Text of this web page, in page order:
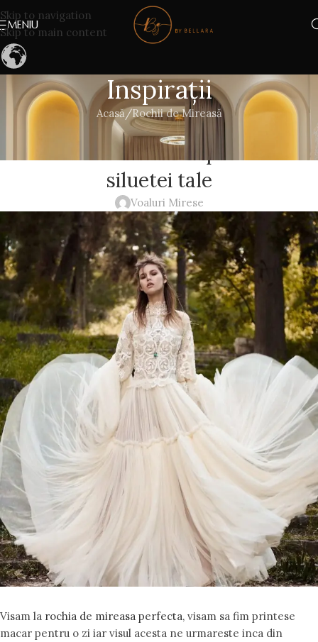
Skip to navigation
Skip to main content
MENIU
Inspirații
Acasă Rochii de Mireasă
ROCHII DE MIREASĂ
Rochia de mireasa potrivita
siluetei tale
Voaluri Mirese
Visam la rochia de mireasa perfecta, visam sa fim printese
macar pentru o zi iar visul acesta ne urmareste inca din